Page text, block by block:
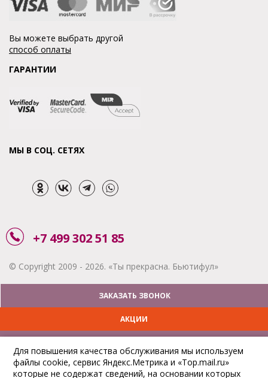
Вы можете выбрать другой
способ оплаты
ГАРАНТИИ
МЫ В СОЦ. СЕТЯХ
+7 499 302 51 85
© Copyright 2009 - 2026. «Ты прекрасна. Бьютифул»
ЗАКАЗАТЬ ЗВОНОК
АКЦИИ
ОПЛАТА
Для повышения качества обслуживания мы используем
файлы cookie, сервис Яндекс.Метрика и «Top.mail.ru»
которые не содержат сведений, на основании которых